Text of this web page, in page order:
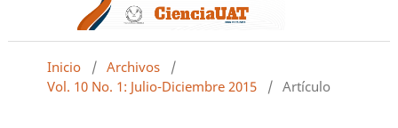
Inicio / Archivos
/
Vol. 10 No. 1: Julio-Diciembre 2015
/ Artículo